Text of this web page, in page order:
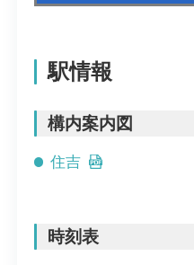
駅情報
構内案内図
住吉
時刻表